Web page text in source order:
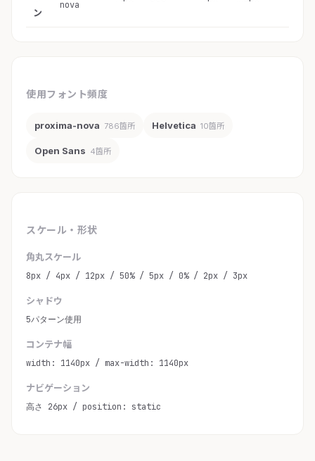
ン
nova
使用フォント頻度
proxima-nova 786箇所 Helvetica 10箇所
Open Sans 4箇所
スケール・形状
角丸スケール
8px / 4px / 12px / 50% / 5px / 0% / 2px / 3px
シャドウ
5パターン使用
コンテナ幅
width: 1140px / max-width: 1140px
ナビゲーション
高さ 26px / position: static